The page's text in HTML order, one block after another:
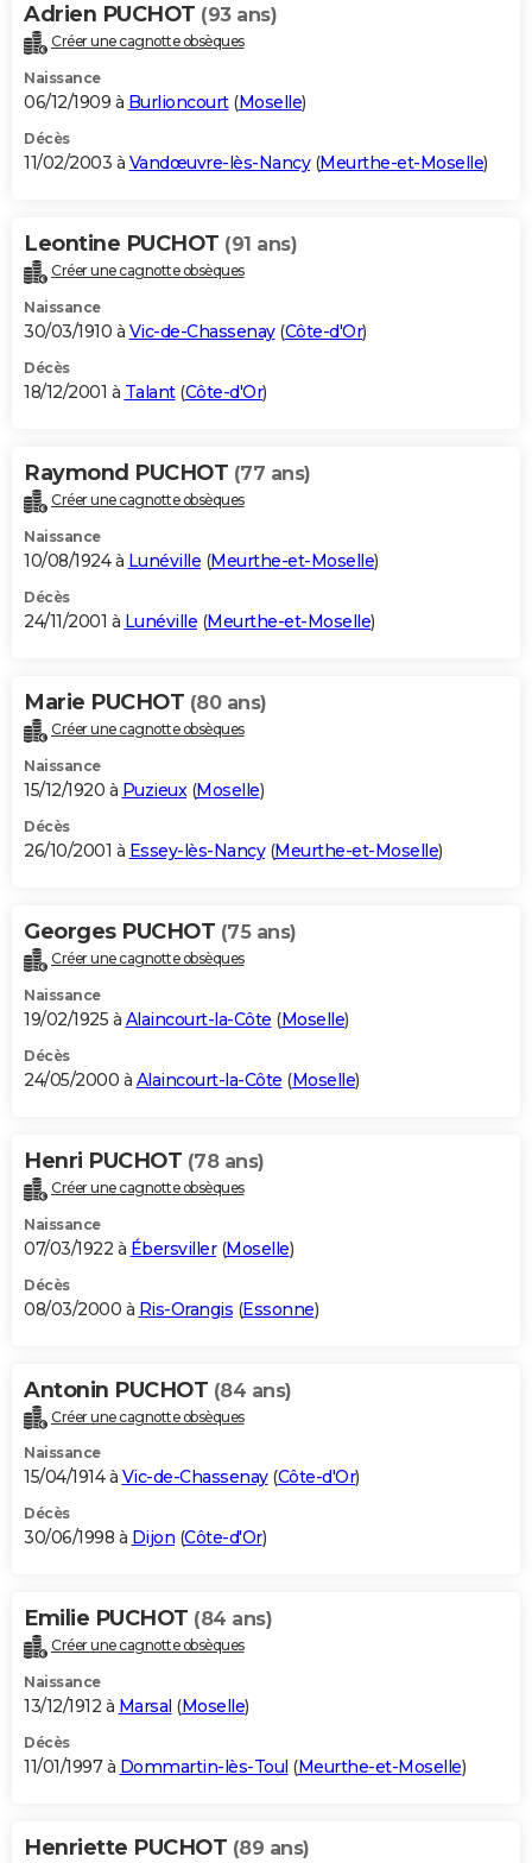
Adrien PUCHOT (93 ans)
Créer une cagnotte obsèques
Naissance
06/12/1909 à Burlioncourt(Moselle)
Décès
11/02/2003 à Vandœuvre-lès-Nancy(Meurthe-et-Moselle)
Leontine PUCHOT (91 ans)
Créer une cagnotte obsèques
Naissance
30/03/1910 à Vic-de-Chassenay(Côte-d'Or)
Décès
18/12/2001 à Talant(Côte-d'Or)
Raymond PUCHOT (77 ans)
Créer une cagnotte obsèques
Naissance
10/08/1924 à Lunéville (Meurthe-et-Moselle)
Décès
24/11/2001 à Lunéville (Meurthe-et-Moselle)
Marie PUCHOT (80 ans)
Créer une cagnotte obsèques
Naissance
15/12/1920 à Puzieux(Moselle)
Décès
26/10/2001 à Essey-lès-Nancy(Meurthe-et-Moselle)
Georges PUCHOT (75 ans)
Créer une cagnotte obsèques
Naissance
19/02/1925 à Alaincourt-la-Côte (Moselle)
Décès
24/05/2000 à Alaincourt-la-Côte (Moselle)
Henri PUCHOT (78 ans)
Créer une cagnotte obsèques
Naissance
07/03/1922 à Ébersviller(Moselle)
Décès
08/03/2000 à Ris-Orangis (Essonne)
Antonin PUCHOT (84 ans)
Créer une cagnotte obsèques
Naissance
15/04/1914 à Vic-de-Chassenay(Côte-d'Or)
Décès
30/06/1998 à Dijon (Côte-d'Or)
Emilie PUCHOT (84 ans)
Créer une cagnotte obsèques
Naissance
13/12/1912 à Marsal (Moselle)
Décès
11/01/1997 à Dommartin-lès-Toul (Meurthe-et-Moselle)
Henriette PUCHOT (89 ans)